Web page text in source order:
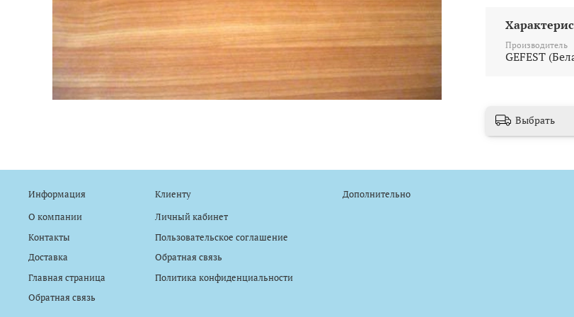
Производитель
GEFEST
Выбрать
Информация
О компании
Контакты
Доставка
Главная страница
Обратная связь
Клиенту
Личный кабинет
Пользовательское соглашение
Обратная связь
Политика конфиденциальности
Дополнительно